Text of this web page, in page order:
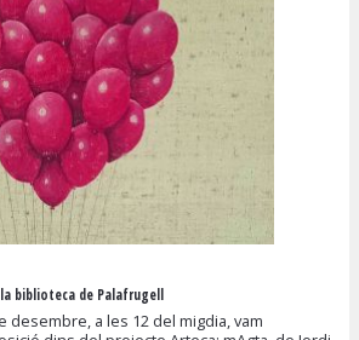
biblioteca de Palafrugell
desembre, a les 12 del migdia, vam